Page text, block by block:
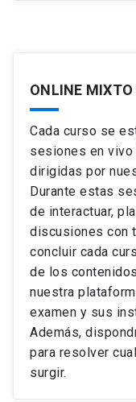
ONLINE MIXTO
Cada curso se
sesiones en
dirigidas por
Durante estas
de interactuar,
discusiones con
concluir cada
de los
nuestra
examen y sus
Además,
para resolver
surgir.